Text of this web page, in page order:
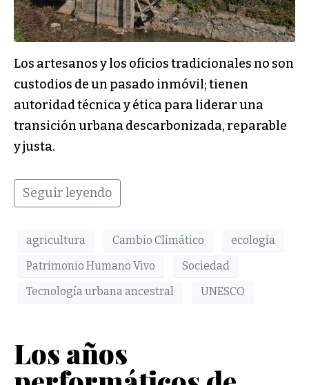
Los artesanos y los oficios tradicionales no son
custodios de un pasado inmóvil; tienen
autoridad técnica y ética para liderar una
transición urbana descarbonizada, reparable
y justa.
Seguir leyendo
agricultura Cambio Climático
ecología
Patrimonio Humano Vivo
Sociedad
Tecnología urbana ancestral
UNESCO
Los años